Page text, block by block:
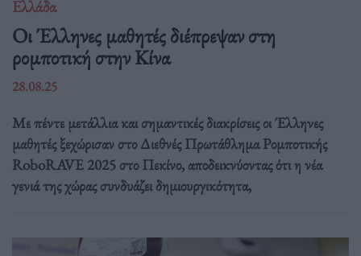
Ελλάδα
Οι Έλληνες μαθητές διέπρεψαν στη
ρομποτική στην Κίνα
28.08.25
Με πέντε μετάλλια και σημαντικές διακρίσεις οι Έλληνες
μαθητές ξεχώρισαν στο Διεθνές Πρωτάθλημα Ρομποτικής
RoboRAVE 2025 στο Πεκίνο, αποδεικνύοντας ότι η νέα
γενιά της χώρας συνδυάζει δημιουργικότητα,